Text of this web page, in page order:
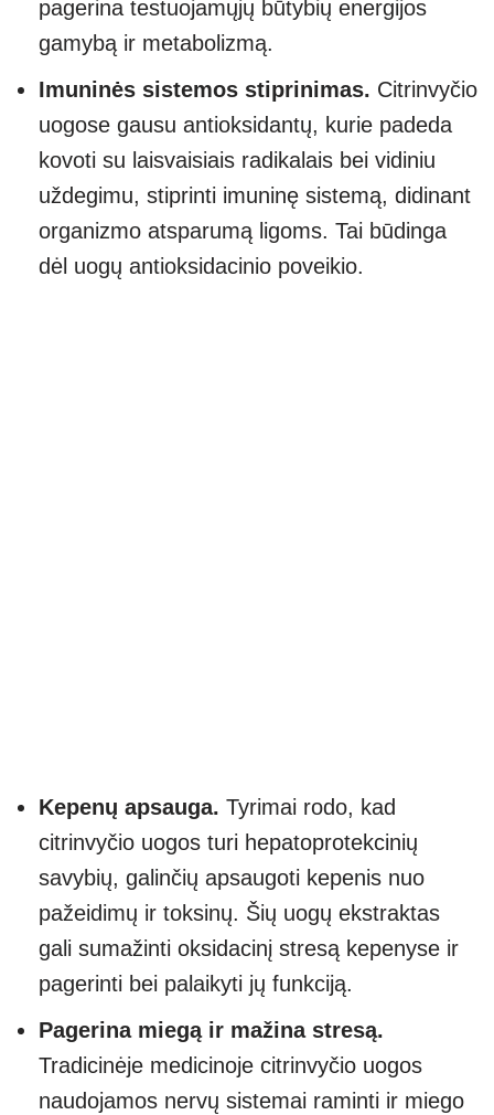
pagerina testuojamųjų būtybių energijos
gamybą ir metabolizmą.
Imuninės sistemos stiprinimas. Citrinvyčio
uogose gausu antioksidantų, kurie padeda
kovoti su laisvaisiais radikalais bei vidiniu
uždegimu, stiprinti imuninę sistemą, didinant
organizmo atsparumą ligoms. Tai būdinga
dėl uogų antioksidacinio poveikio.
Kepenų apsauga. Tyrimai rodo, kad
citrinvyčio uogos turi hepatoprotekcinių
savybių, galinčių apsaugoti kepenis nuo
pažeidimų ir toksinų. Šių uogų ekstraktas
gali sumažinti oksidacinį stresą kepenyse ir
pagerinti bei palaikyti jų funkciją.
Pagerina miegą ir mažina stresą.
Tradicinėje medicinoje citrinvyčio uogos
naudojamos nervų sistemai raminti ir miego